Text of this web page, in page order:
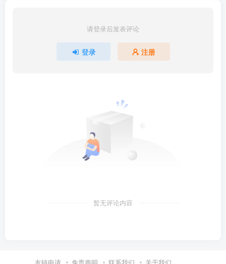
请登录后发表评论
登录 注册
暂无评论内容